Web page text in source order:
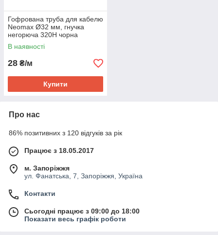
Гофрована труба для кабелю
Neomax Ø32 мм, гнучка
негорюча 320H чорна
В наявності
28 ₴/м
Купити
Про нас
86% позитивних з 120 відгуків за рік
Працює з 18.05.2017
м. Запоріжжя
ул. Фанатська, 7, Запоріжжя, Україна
Контакти
Сьогодні працює з 09:00 до 18:00
Показати весь графік роботи